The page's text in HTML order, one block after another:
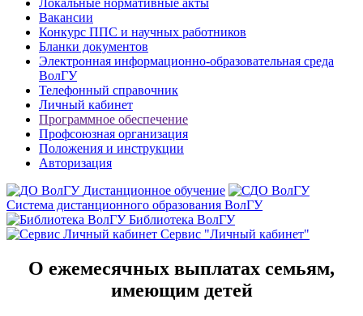
Локальные нормативные акты
Вакансии
Конкурс ППС и научных работников
Бланки документов
Электронная информационно-образовательная среда
ВолГУ
Телефонный справочник
Личный кабинет
Программное обеспечение
Профсоюзная организация
Положения и инструкции
Авторизация
Дистанционное обучение
Система дистанционного образования ВолГУ
Библиотека ВолГУ
Сервис "Личный кабинет"
О ежемесячных выплатах семьям,
имеющим детей